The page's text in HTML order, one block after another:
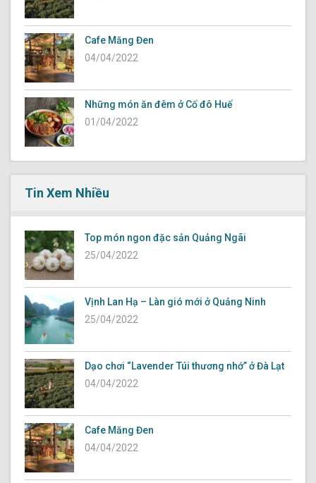
Cafe Măng Đen
04/04/2022
Những món ăn đêm ở Cố đô Huế
01/04/2022
Tin Xem Nhiều
Top món ngon đặc sản Quảng Ngãi
25/04/2022
Vịnh Lan Hạ – Làn gió mới ở Quảng Ninh
25/04/2022
Dạo chơi “Lavender Túi thương nhớ” ở Đà Lạt
04/04/2022
Cafe Măng Đen
04/04/2022